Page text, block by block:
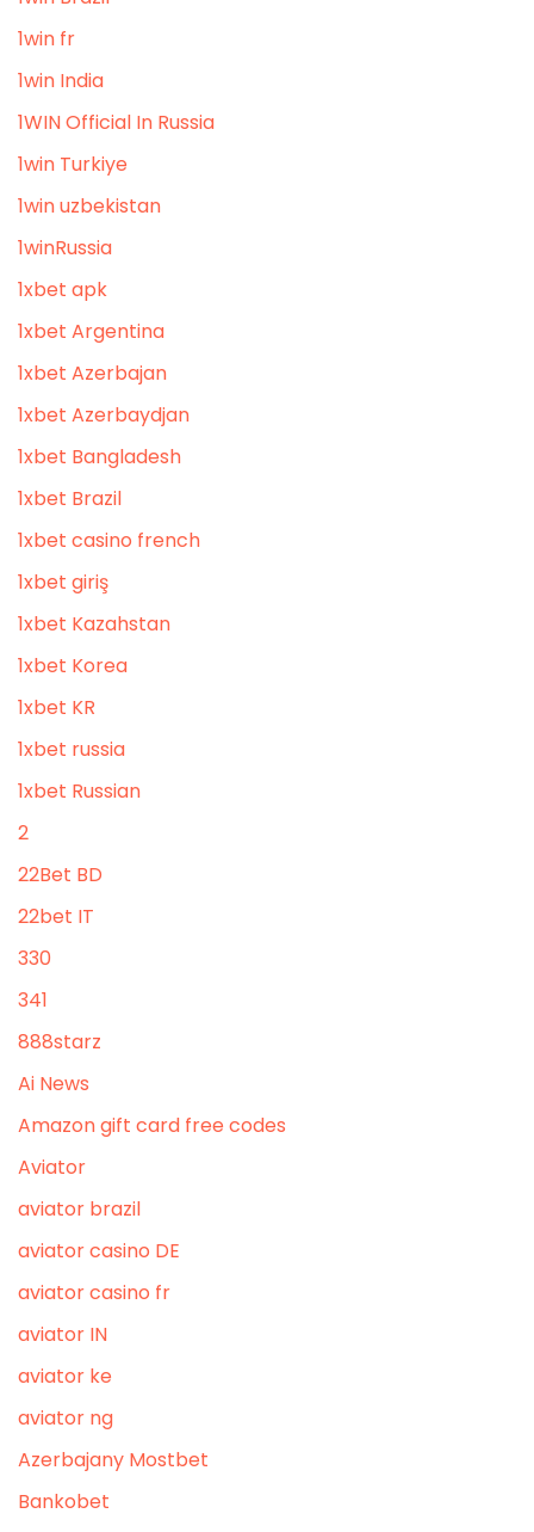
1win fr
1win India
1WIN Official In Russia
1win Turkiye
1win uzbekistan
1winRussia
1xbet apk
1xbet Argentina
1xbet Azerbajan
1xbet Azerbaydjan
1xbet Bangladesh
1xbet Brazil
1xbet casino french
1xbet giriş
1xbet Kazahstan
1xbet Korea
1xbet KR
1xbet russia
1xbet Russian
2
22Bet BD
22bet IT
330
341
888starz
Ai News
Amazon gift card free codes
Aviator
aviator brazil
aviator casino DE
aviator casino fr
aviator IN
aviator ke
aviator ng
Azerbajany Mostbet
Bankobet